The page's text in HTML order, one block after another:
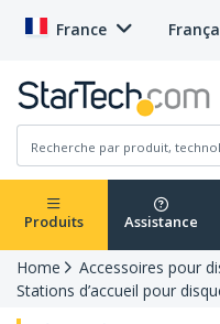
France
Produits Assistance
Home
Accessoires pour
Stations d’accueil pour